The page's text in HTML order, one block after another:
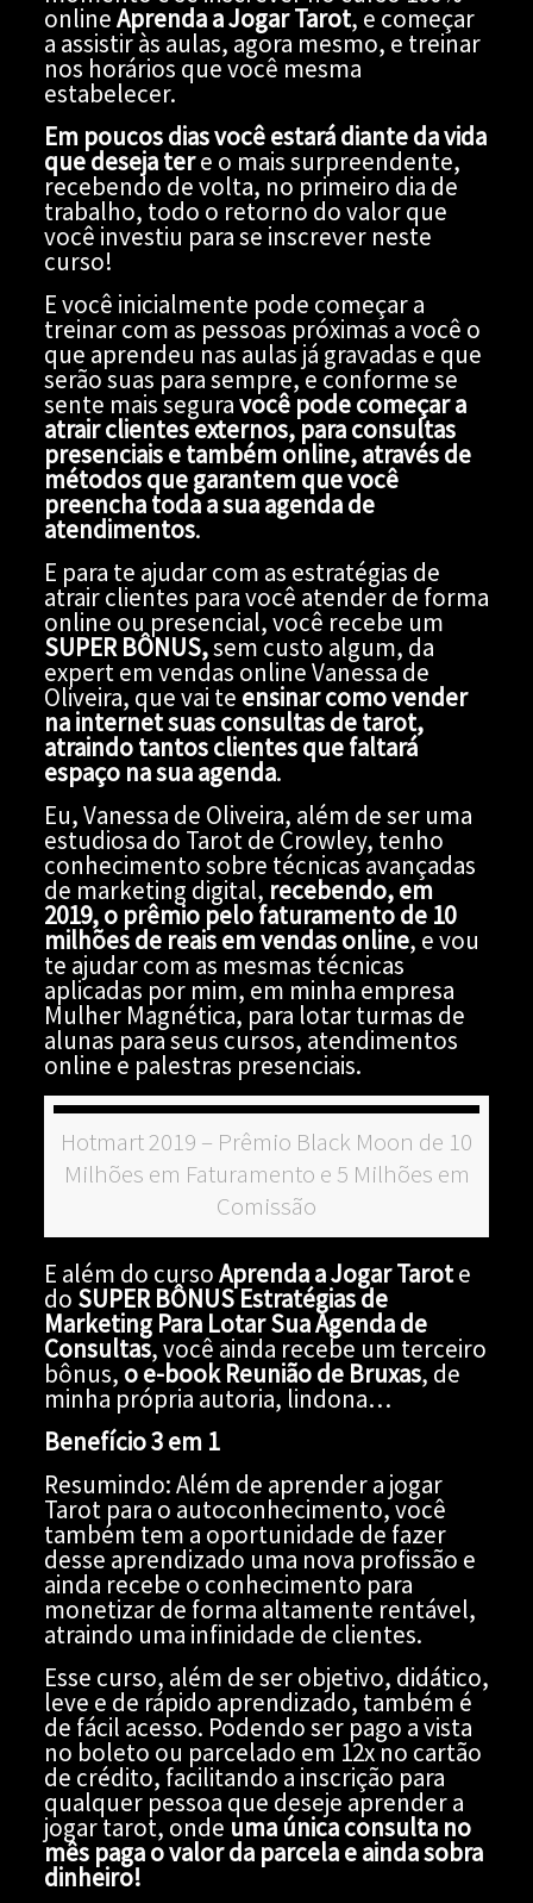
onlineAprenda a Jogar Tarot, e começar
a assistir às aulas, agora mesmo, e treinar
nos horários que você mesma
estabelecer.
Em poucos dias você estará diante da vida
que deseja tere o mais surpreendente,
recebendo de volta, no primeiro dia de
trabalho, todo o retorno do valor que
você investiu para se inscrever neste
curso!
E você inicialmente pode começar a
treinar com as pessoas próximas a você o
que aprendeu nas aulas já gravadas e que
serão suas para sempre, e conforme se
sente mais seguravocê pode começar a
atrair clientes externos, para consultas
presenciais e também online, através de
métodos que garantem que você
preencha toda a sua agenda de
atendimentos.
E para te ajudar com as estratégias de
atrair clientes para você atender de forma
online ou presencial, você recebe um
SUPER BÔNUS,sem custo algum, da
expert em vendas online Vanessa de
Oliveira, que vai te ensinar como vender
na internet suas consultas de tarot,
atraindo tantos clientes que faltará
espaço na sua agenda.
Eu, Vanessa de Oliveira, além de ser uma
estudiosa do Tarot de Crowley, tenho
conhecimento sobre técnicas avançadas
de marketing digital, recebendo, em
2019, o prêmio pelo faturamento de 10
milhões de reais em vendas online, e vou
te ajudar com as mesmas técnicas
aplicadas por mim, em minha empresa
Mulher Magnética, para lotar turmas de
alunas para seus cursos, atendimentos
online e palestras presenciais.
Hotmart 2019 – Prêmio Black Moon de 10
Milhões em Faturamento e 5 Milhões em
Comissão
E além do cursoAprenda a Jogar Tarote
do SUPER BÔNUS Estratégias de
Marketing Para Lotar Sua Agenda de
Consultas, você ainda recebe um terceiro
bônus, o e-book Reunião de Bruxas, de
minha própria autoria, lindona…
Benefício 3 em 1
Resumindo: Além de aprender a jogar
Tarot para o autoconhecimento, você
também tem a oportunidade de fazer
desse aprendizado uma nova profissão e
ainda recebe o conhecimento para
monetizar de forma altamente rentável,
atraindo uma infinidade de clientes.
Esse curso, além de ser objetivo, didático,
leve e de rápido aprendizado, também é
de fácil acesso. Podendo ser pago a vista
no boleto ou parcelado em 12x no cartão
de crédito, facilitando a inscrição para
qualquer pessoa que deseje aprender a
jogar tarot, onde uma única consulta no
mês paga o valor da parcela e ainda sobra
dinheiro!